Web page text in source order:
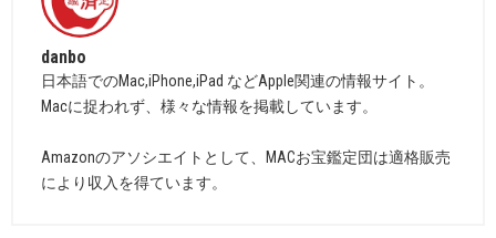
danbo
日本語でのMac,iPhone,iPad などApple関連の情報サイト。
Macに捉われず、様々な情報を掲載しています。
Amazonのアソシエイトとして、MACお宝鑑定団は適格販売
により収入を得ています。